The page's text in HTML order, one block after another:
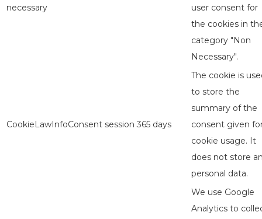
necessary
user consent for
the cookies in
category "Non
Necessary".
CookieLawInfoConsent session 365 days
The cookie is
to store the
summary of the
consent given
cookie usage. It
does not store
personal data.
We use Google
Analytics to